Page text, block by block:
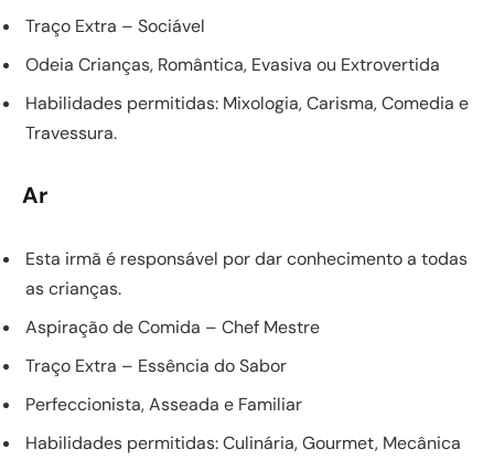
Traço Extra – Sociável
Odeia Crianças, Romântica, Evasiva ou Extrovertida
Habilidades permitidas: Mixologia, Carisma, Comedia e
Travessura.
Ar
Esta irmã é responsável por dar conhecimento a todas
as crianças.
Aspiração de Comida – Chef Mestre
Traço Extra – Essência do Sabor
Perfeccionista, Asseada e Familiar
Habilidades permitidas: Culinária, Gourmet, Mecânica